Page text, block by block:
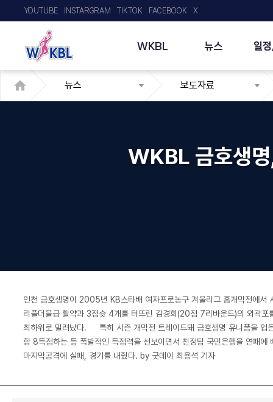
WKBL 뉴스 일
YOUTUBE INSTARGRAM TIKTOK FACEBOOK X
뉴스 보도자료
WKBL 금호생
인천 금호생명이 2005년 KB스타배 여자프로농구 겨울리그 홈개막전에
리플더블급 활약과 3점슛 4개를 터뜨린 김경희(20점 7리바운드)의 외곽
최하위로 밀려났다. 특히 시즌 개막전 트레이드돼 금호생명 유니폼을 입
함 8득점하는 등 폭발적인 득점력을 선보이면서 친정팀 국민은행을 연
마지막공격에 실패, 경기를 내줬다. by 굿데이 최용석 기자